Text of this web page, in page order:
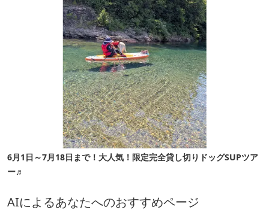
6月1日～7月18日まで！大人気！限定完全貸し切りドッグSUPツア
ー♬
AIによるあなたへのおすすめページ